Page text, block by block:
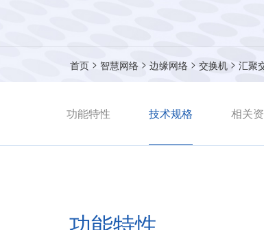
首页> 智慧网络> 边缘网络> 交换机 > 汇聚
功能特性 技术规格 相关
功能特性